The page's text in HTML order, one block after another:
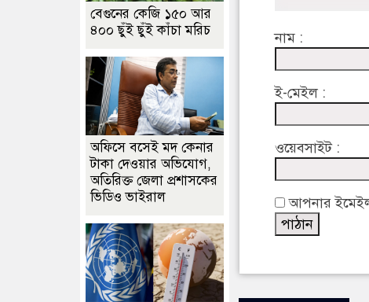
নাম :
ই-মেইল :
ওয়েবসাইট :
আপনার
বেগুনের কেজি ১৫০ আর
৪০০ ছুঁই ছুঁই কাঁচা মরিচ
অফিসে বসেই মদ কেনার
টাকা দেওয়ার অভিযোগ,
অতিরিক্ত জেলা প্রশাসকের
ভিডিও ভাইরাল